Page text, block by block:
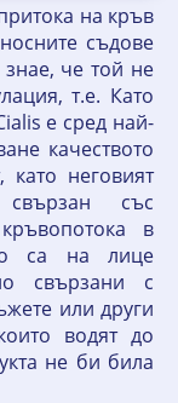
на кръв
съдове
че той не
т.е. Като
е сред най-
качеството
като неговият
със
в
са на лице
свързани с
или други
водят до
не би била